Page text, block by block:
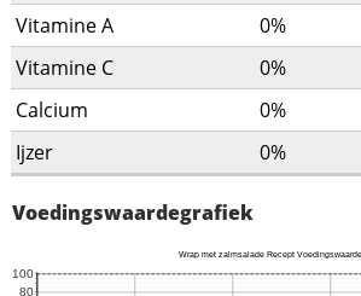
Vitamine A 0%
Vitamine C
0%
Calcium
0%
Ijzer
0%
Voedingswaardegrafiek